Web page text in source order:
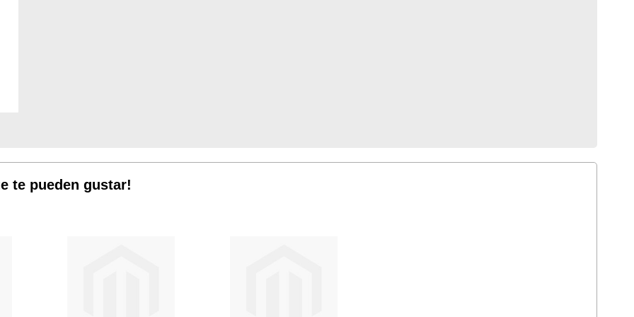
te pueden gustar!